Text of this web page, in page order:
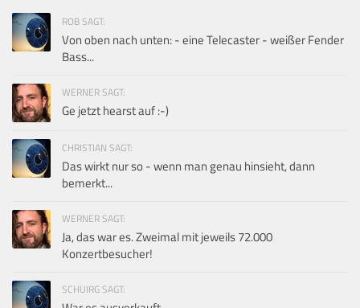
ROB SAGT:
Von oben nach unten: - eine Telecaster - weißer Fender
Bass...
WERNER SAGT:
Ge jetzt hearst auf :-)
CHRISTIAN SAGT:
Das wirkt nur so - wenn man genau hinsieht, dann
bemerkt...
WERNER SAGT:
Ja, das war es. Zweimal mit jeweils 72.000
Konzertbesucher!
SCHUIRG SAGT: